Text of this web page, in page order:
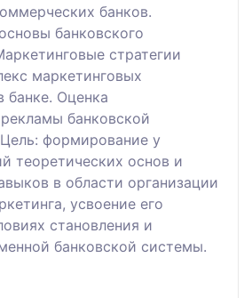
банков.
банковского
стратегии
маркетинговых
банке. Оценка
банковской
формирование у
теоретических основ и
в области организации
усвоение его
становления и
банковской системы.